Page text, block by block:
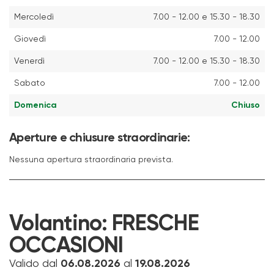
Mercoledì 7.00 - 12.00 e 15.30 - 18.30
Giovedì 7.00 - 12.00
Venerdì 7.00 - 12.00 e 15.30 - 18.30
Sabato 7.00 - 12.00
Domenica Chiuso
Aperture e chiusure straordinarie:
Nessuna apertura straordinaria prevista.
Volantino: FRESCHE
OCCASIONI
Valido dal 06.08.2026 al 19.08.2026